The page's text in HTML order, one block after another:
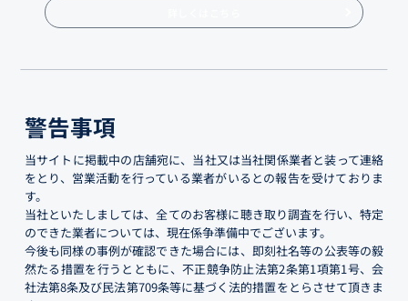
警告事項
当サイトに掲載中の店舗宛に、当社又は当社関係業者と装って連絡
をとり、営業活動を行っている業者がいるとの報告を受けておりま
す。
当社といたしましては、全てのお客様に聴き取り調査を行い、特定
のできた業者については、現在係争準備中でございます。
今後も同様の事例が確認できた場合には、即刻社名等の公表等の毅
然たる措置を行うとともに、不正競争防止法第2条第1項第1号、会
社法第8条及び民法第709条等に基づく法的措置をとらさせて頂きま